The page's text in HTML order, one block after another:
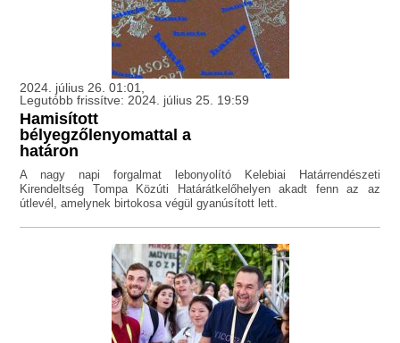
2024. július 26. 01:01,
Legutóbb frissítve: 2024. július 25. 19:59
Hamisított
bélyegzőlenyomattal a
határon
A nagy napi forgalmat lebonyolító Kelebiai Határrendészeti
Kirendeltség Tompa Közúti Határátkelőhelyen akadt fenn az az
útlevél, amelynek birtokosa végül gyanúsított lett.